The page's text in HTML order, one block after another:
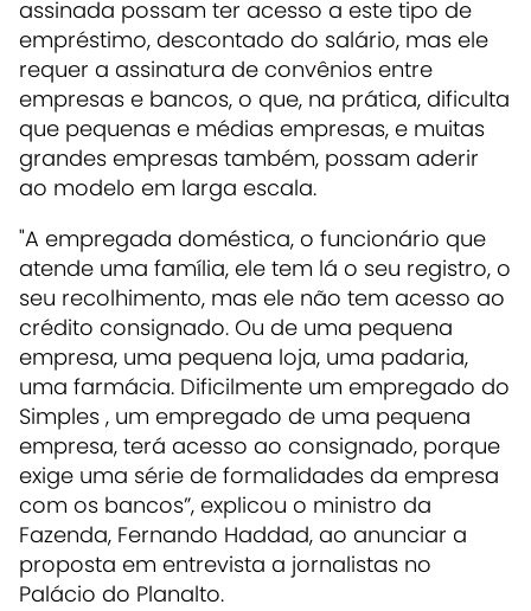
assinada possam ter acesso a este tipo de
empréstimo, descontado do salário, mas ele
requer a assinatura de convênios entre
empresas e bancos, o que, na prática, dificulta
que pequenas e médias empresas, e muitas
grandes empresas também, possam aderir
ao modelo em larga escala.
"A empregada doméstica, o funcionário que
atende uma família, ele tem lá o seu registro, o
seu recolhimento, mas ele não tem acesso ao
crédito consignado. Ou de uma pequena
empresa, uma pequena loja, uma padaria,
uma farmácia. Dificilmente um empregado do
Simples , um empregado de uma pequena
empresa, terá acesso ao consignado, porque
exige uma série de formalidades da empresa
com os bancos”, explicou o ministro da
Fazenda, Fernando Haddad, ao anunciar a
proposta em entrevista a jornalistas no
Palácio do Planalto.